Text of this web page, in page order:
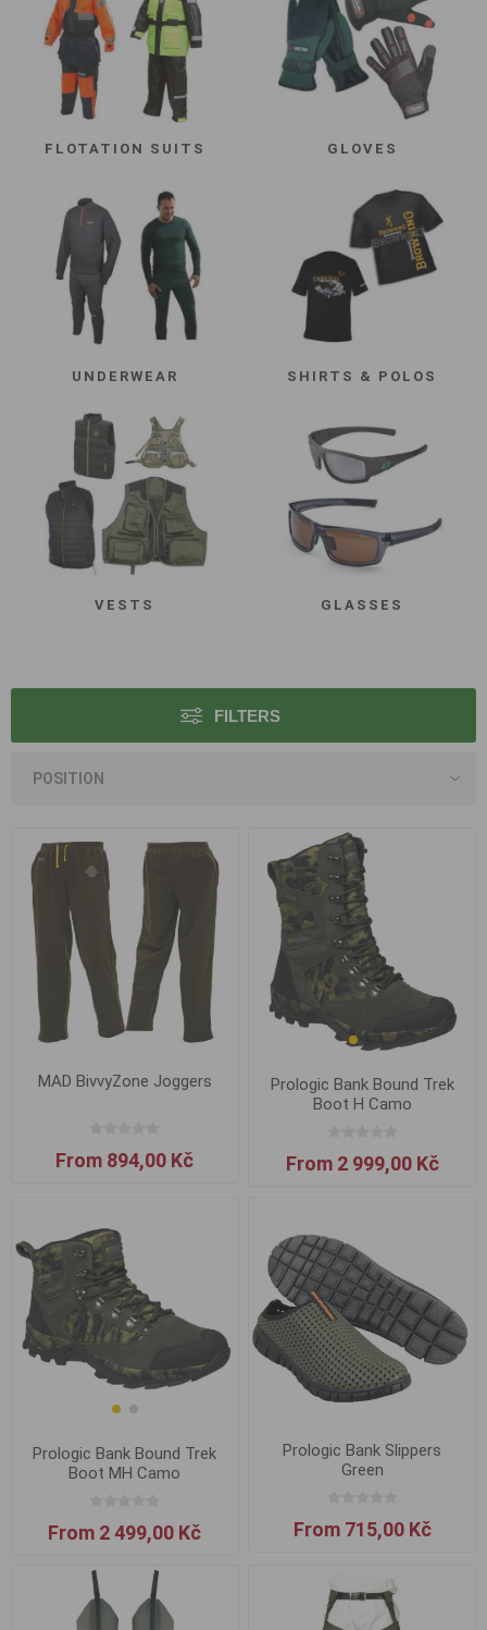
FLOTATION SUITS GLOVES
UNDERWEAR SHIRTS & POLOS
VESTS GLASSES
FILTERS
MAD BivvyZone Joggers
From 894,00 Kč
Prologic Bank Bound Trek
Boot H Camo
From 2 999,00 Kč
Prologic Bank Bound Trek
Boot MH Camo
From 2 499,00 Kč
Prologic Bank Slippers
Green
From 715,00 Kč